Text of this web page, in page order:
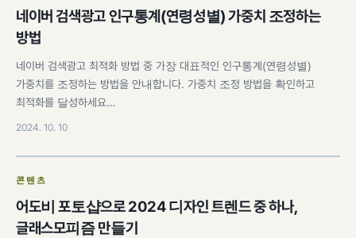
네이버 검색광고 인구통계(연령성별) 가중치 조정하는
방법
네이버 검색광고 최적화 방법 중 가장 대표적인 인구통계(연령성별)
가중치를 조정하는 방법을 안내합니다. 가중치 조정 방법을 확인하고
최적화를 달성하세요…
2024. 10. 10
콘텐츠
어도비 포토샵으로 2024 디자인 트렌드 중 하나,
글래스모피즘 만들기